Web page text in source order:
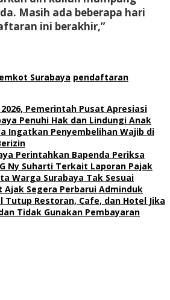
Masih ada beberapa hari
ini berakhir,”
Surabaya pendaftaran
Pemerintah Pusat Apresiasi
Penuhi Hak dan Lindungi Anak
Ingatkan Penyembelihan Wajib di
Perintahkan Bapenda Periksa
Ny Suharti Terkait Laporan Pajak
Warga Surabaya Tak Sesuai
Ajak Segera Perbarui Adminduk
Tutup Restoran, Cafe, dan Hotel Jika
Tidak Gunakan Pembayaran